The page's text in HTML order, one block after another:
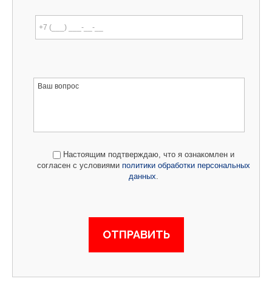
Настоящим подтверждаю, что я ознакомлен и
согласен с условиями политики обработки персональных
данных